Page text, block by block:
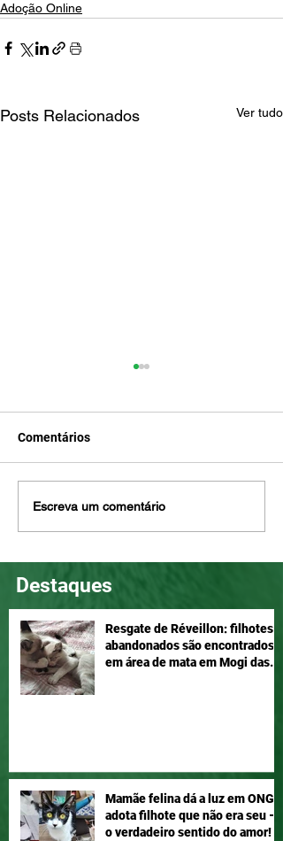
Adoção Online
Posts Relacionados Ver tudo
Mel e Maia, disponíveis
para adoção!
Comentários
Escreva um comentário
Destaques
Resgate de Réveillon: filhotes
abandonados são encontrados
em área de mata em Mogi das
Mamãe felina dá a luz em ONG e
adota filhote que não era seu –
o verdadeiro sentido do amor!